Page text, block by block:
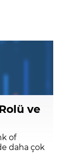
ve
of
daha çok